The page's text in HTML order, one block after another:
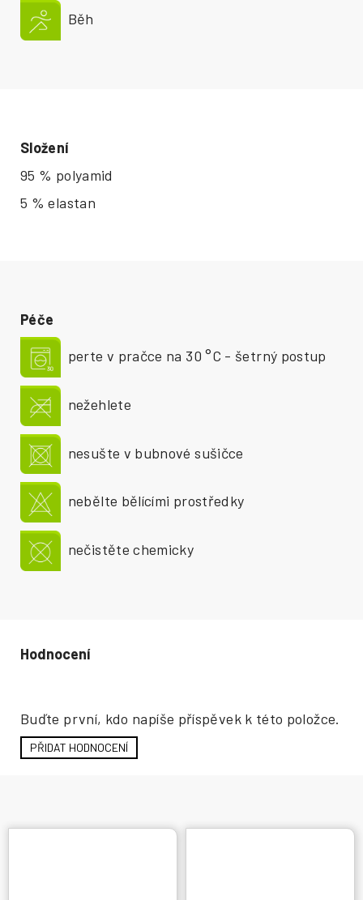
Buďte první, kdo napíše příspěvek k této položce.
PŘIDAT HODNOCENÍ
Péče
perte v pračce na 30 °C - šetrný postup
nežehlete
nesušte v bubnové sušičce
nebělte bělícími prostředky
nečistěte chemicky
Složení
95 % polyamid
5 % elastan
Běh